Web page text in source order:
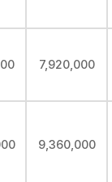
7,920,000
9,360,000